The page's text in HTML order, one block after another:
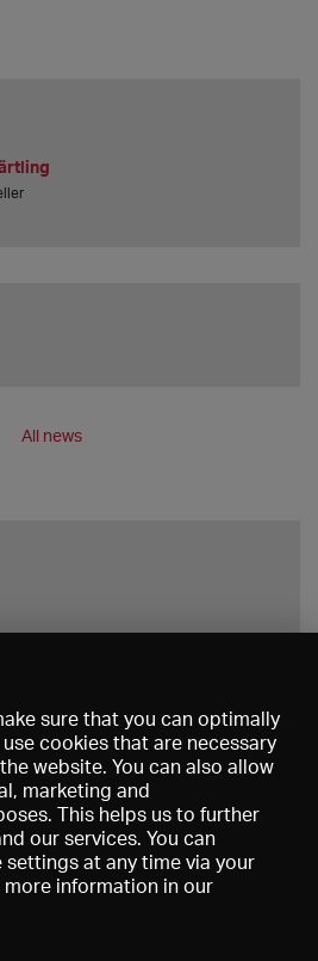
All news
sure that you can optimally
cookies that are necessary
website. You can also allow
marketing and
This helps us to further
our services. You can
settings at any time via your
more information in our